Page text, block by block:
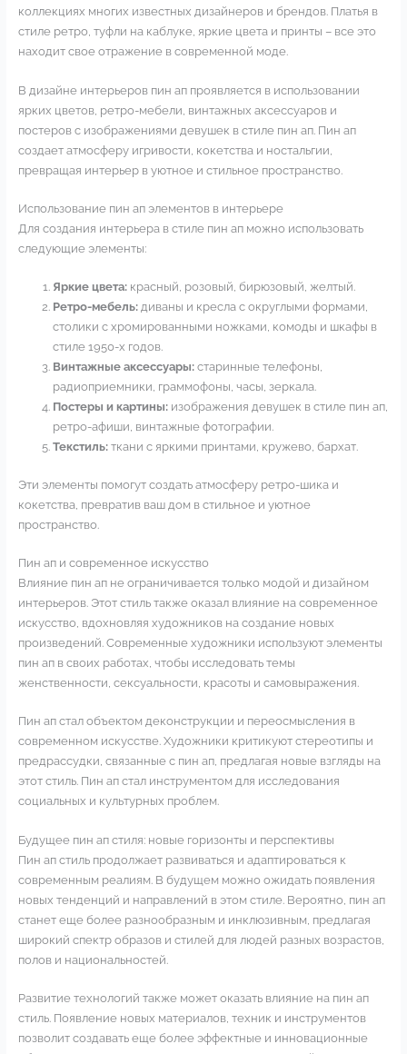
коллекциях многих известных дизайнеров и брендов. Платья в
стиле ретро, туфли на каблуке, яркие цвета и принты – все это
находит свое отражение в современной моде.
В дизайне интерьеров пин ап проявляется в использовании
ярких цветов, ретро-мебели, винтажных аксессуаров и
постеров с изображениями девушек в стиле пин ап. Пин ап
создает атмосферу игривости, кокетства и ностальгии,
превращая интерьер в уютное и стильное пространство.
Использование пин ап элементов в интерьере
Для создания интерьера в стиле пин ап можно использовать
следующие элементы:
Яркие цвета:красный, розовый, бирюзовый, желтый.
Ретро-мебель:диваны и кресла с округлыми формами,
столики с хромированными ножками, комоды и шкафы в
стиле 1950-х годов.
Винтажные аксессуары:старинные телефоны,
радиоприемники, граммофоны, часы, зеркала.
Постеры и картины:изображения девушек в стиле пин ап,
ретро-афиши, винтажные фотографии.
Текстиль:ткани с яркими принтами, кружево, бархат.
Эти элементы помогут создать атмосферу ретро-шика и
кокетства, превратив ваш дом в стильное и уютное
пространство.
Пин ап и современное искусство
Влияние пин ап не ограничивается только модой и дизайном
интерьеров. Этот стиль также оказал влияние на современное
искусство, вдохновляя художников на создание новых
произведений. Современные художники используют элементы
пин ап в своих работах, чтобы исследовать темы
женственности, сексуальности, красоты и самовыражения.
Пин ап стал объектом деконструкции и переосмысления в
современном искусстве. Художники критикуют стереотипы и
предрассудки, связанные с пин ап, предлагая новые взгляды на
этот стиль. Пин ап стал инструментом для исследования
социальных и культурных проблем.
Будущее пин ап стиля: новые горизонты и перспективы
Пин ап стиль продолжает развиваться и адаптироваться к
современным реалиям. В будущем можно ожидать появления
новых тенденций и направлений в этом стиле. Вероятно, пин ап
станет еще более разнообразным и инклюзивным, предлагая
широкий спектр образов и стилей для людей разных возрастов,
полов и национальностей.
Развитие технологий также может оказать влияние на пин ап
стиль. Появление новых материалов, техник и инструментов
позволит создавать еще более эффектные и инновационные